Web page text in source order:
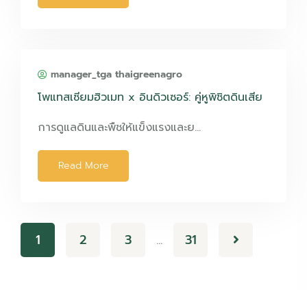
manager_tga thaigreenagro
โพแทสเซียมฮิวเมท x อินดิวเซอร์: คู่หูพิชิตดินเสีย
การดูแลดินและพืชให้แข็งแรงและย…
Read More
1 2 3 … 31